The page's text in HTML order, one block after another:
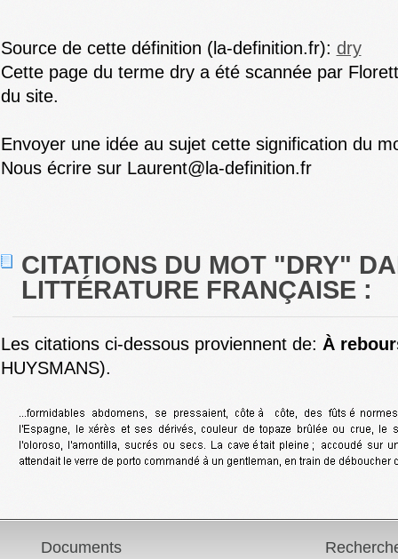
Source de cette définition (la-definition.fr): dry
Cette page du terme dry a été scannée par
du site.
Envoyer une idée au sujet cette signification du
Nous écrire sur Laurent@la-definition.fr
CITATIONS DU MOT "DRY"
LITTÉRATURE FRANÇAISE :
Les citations ci-dessous proviennent de: À
HUYSMANS).
Documents